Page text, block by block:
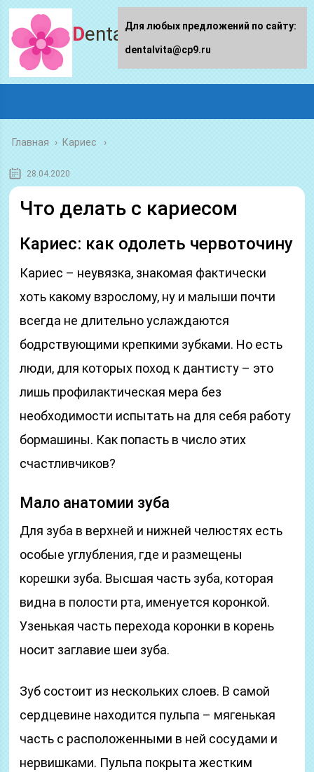
Dentalvita.ru
Главная › Кариес
28.04.2020
Что делать с кариесом
Кариес: как одолеть червоточину
Кариес – неувязка, знакомая фактически
хоть какому взрослому, ну и малыши почти
всегда не длительно услаждаются
бодрствующими крепкими зубками. Но есть
люди, для которых поход к дантисту – это
лишь профилактическая мера без
необходимости испытать на для себя работу
бормашины. Как попасть в число этих
счастливчиков?
Мало анатомии зуба
Для зуба в верхней и нижней челюстях есть
особые углубления, где и размещены
корешки зуба. Высшая часть зуба, которая
видна в полости рта, именуется коронкой.
Узенькая часть перехода коронки в корень
носит заглавие шеи зуба.
Зуб состоит из нескольких слоев. В самой
сердцевине находится пульпа – мягенькая
часть с расположенными в ней сосудами и
нервишками. Пульпа покрыта жестким
Для любых предложений по сайту:
dentalvita@cp9.ru